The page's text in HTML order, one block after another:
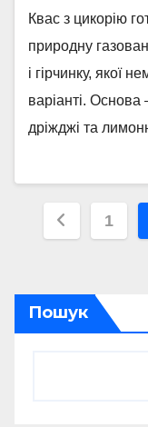
Квас з цикорію
природну
і гірчинку, якої
варіанті.
дріжджі та
1
Пошук